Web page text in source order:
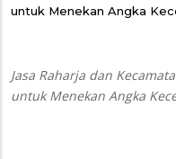
untuk Menekan Angka
Jasa Raharja dan
untuk Menekan Angka